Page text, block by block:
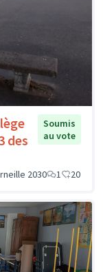
des
Soumis
au vote
2030 1 20